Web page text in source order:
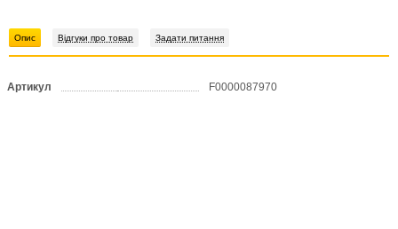
Опис Відгуки про товар Задати питання
Артикул F0000087970